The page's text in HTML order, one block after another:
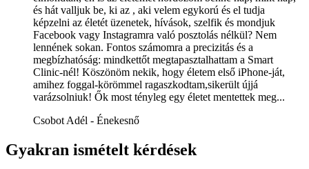
és hát valljuk be, ki az , aki velem egykorú és el tudja
képzelni az életét üzenetek, hívások, szelfik és mondjuk
Facebook vagy Instagramra való posztolás nélkül? Nem
lennének sokan. Fontos számomra a precizitás és a
megbízhatóság: mindkettőt megtapasztalhattam a Smart
Clinic-nél! Köszönöm nekik, hogy életem első iPhone-ját,
amihez foggal-körömmel ragaszkodtam,sikerült újjá
varázsolniuk! Ők most tényleg egy életet mentettek meg...
Csobot Adél - Énekesnő
Gyakran ismételt kérdések